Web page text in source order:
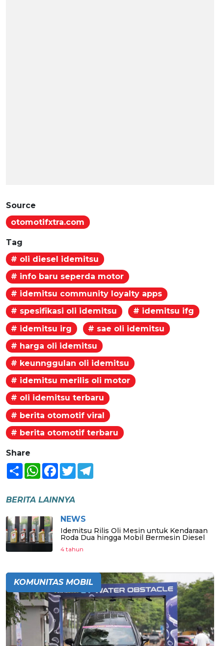
Source
otomotifxtra.com
Tag
# oli diesel idemitsu
# info baru seperda motor
# idemitsu community loyalty apps
# spesifikasi oli idemitsu
# idemitsu ifg
# idemitsu irg
# sae oli idemitsu
# harga oli idemitsu
# keunnggulan oli idemitsu
# idemitsu merilis oli motor
# oli idemitsu terbaru
# berita otomotif viral
# berita otomotif terbaru
Share
Share WhatsAppFacebook
Twitter
BERITA LAINNYA
NEWS
Idemitsu Rilis Oli Mesin untuk Kendaraan
Roda Dua hingga Mobil Bermesin Diesel
4 tahun
KOMUNITAS MOBIL